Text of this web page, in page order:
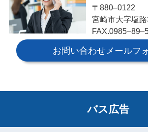
〒880‒0122
宮崎市大字塩
お問い合わせメールフ
バス広告